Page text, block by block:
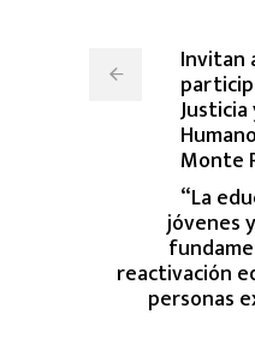
Invitan
Monte
“La
jóvenes
reactivación
personas